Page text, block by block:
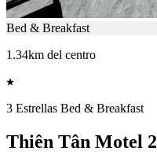
Bed & Breakfast
1.34km del centro
3 Estrellas Bed & Breakfast
Thiên Tân Motel 2